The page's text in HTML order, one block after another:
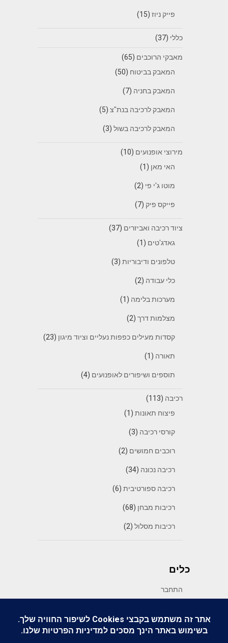
פייק ניוז(15)
כללי (37)
מאבקי הרוכבים (65)
המאבק בביטוח (50)
המאבק בחניה (7)
המאבק לרכיבה בנת"צ(5)
המאבק לרכיבה בשול(3)
מירוצי אופנועים (10)
האי מאן (1)
מוטו ג'י פי (2)
פייקס פיק (7)
ציוד רכיבה ואביזרים (37)
גאדג'טים (1)
טלפונים ודיבוריות(3)
כלי עבודה (2)
מערכות בלימה (1)
מצלמות דרך(2)
קסדות מעילים כפפות נעליים וציוד מיגון (23)
תאורה (1)
תוספים ושיפורים לאופנועים (4)
רכיבה (113)
פיצוח תאונות(1)
קורסי רכיבה (3)
רוכבים חמושים (2)
רכיבה נכונה (34)
רכיבה ספורטיבית(6)
רכיבות מבחן (68)
רכיבות מסלול(2)
כלים
התחבר
פיד תגובות